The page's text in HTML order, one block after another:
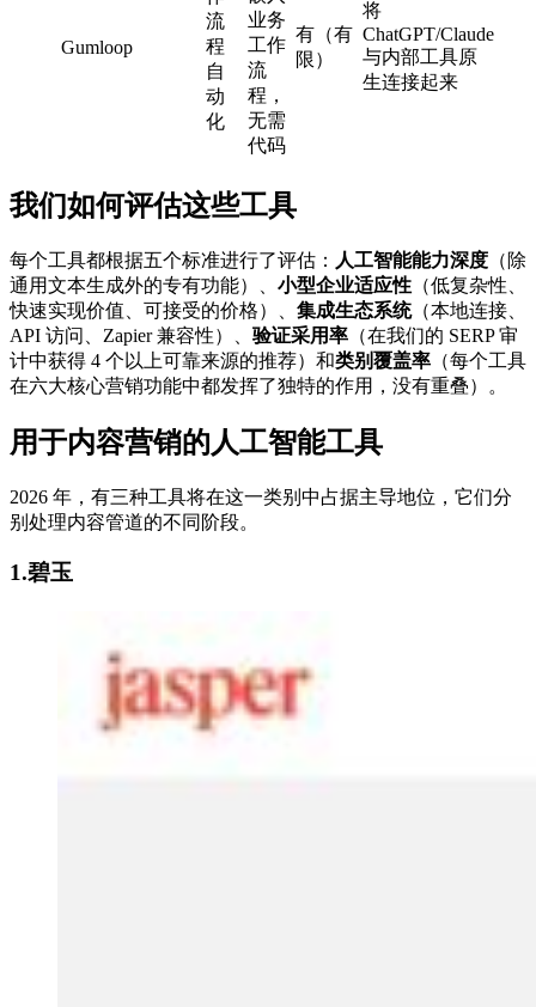
Gumloop
流
程
自
动
化
业务
工作
流
程，
无需
代码
有（有
限）
将
ChatGPT/Claude
与内部工具原
生连接起来
我们如何评估这些工具
每个工具都根据五个标准进行了评估： 人工智能能力深度 （除
通用文本生成外的专有功能）、 小型企业适应性 （低复杂性、
快速实现价值、可接受的价格）、 集成生态系统（本地连接、
API 访问、Zapier 兼容性）、 验证采用率 （在我们的 SERP 审
计中获得 4 个以上可靠来源的推荐）和类别覆盖率 （每个工具
在六大核心营销功能中都发挥了独特的作用，没有重叠）。
用于内容营销的人工智能工具
2026 年，有三种工具将在这一类别中占据主导地位，它们分
别处理内容管道的不同阶段。
1.碧玉